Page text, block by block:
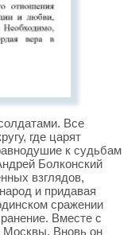
Все
где царят
к судьбам
Болконский
взглядов,
и придавая
сражении
Вместе с
Москвы. Вновь он